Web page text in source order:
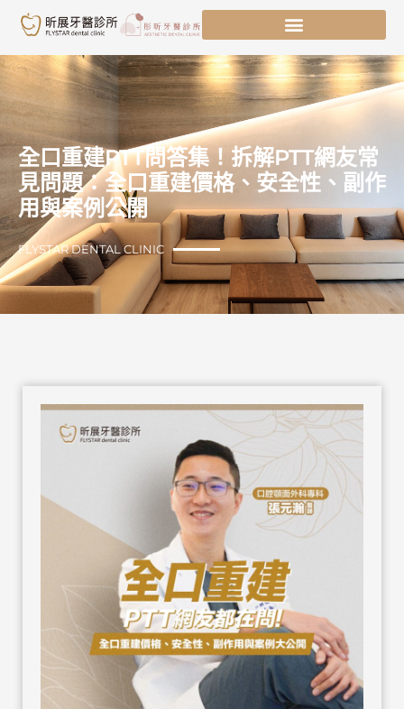
要
容
全口重建PTT問答集！拆解PTT網友常
見問題：全口重建價格、安全性、副作
用與案例公開
FLYSTAR DENTAL CLINIC